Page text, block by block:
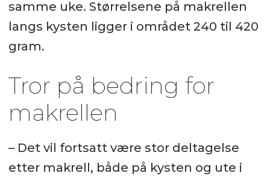
samme uke. Størrelsene på makrellen
langs kysten ligger i området 240 til 420
gram.
Tror på bedring for
makrellen
– Det vil fortsatt være stor deltagelse
etter makrell, både på kysten og ute i